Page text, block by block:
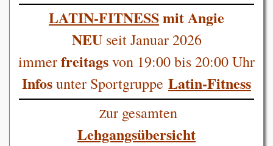
LATIN-FITNESSmit Angie
NEUseit Januar 2026
immerfreitagsvon 19:00 bis 20:00 Uhr
Infosunter Sportgruppe Latin-Fitness
Zur gesamten
Lehgangsübersicht